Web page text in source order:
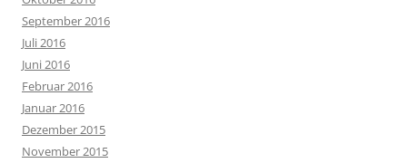
September 2016
Juli 2016
Juni 2016
Februar 2016
Januar 2016
Dezember 2015
November 2015